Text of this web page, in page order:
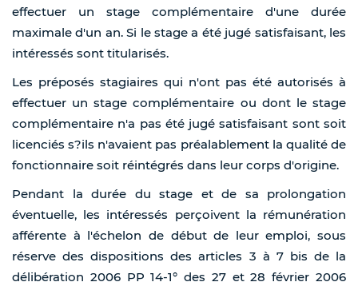
effectuer un stage complémentaire d'une durée
maximale d'un an. Si le stage a été jugé satisfaisant, les
intéressés sont titularisés.
Les préposés stagiaires qui n'ont pas été autorisés à
effectuer un stage complémentaire ou dont le stage
complémentaire n'a pas été jugé satisfaisant sont soit
licenciés s?ils n'avaient pas préalablement la qualité de
fonctionnaire soit réintégrés dans leur corps d'origine.
Pendant la durée du stage et de sa prolongation
éventuelle, les intéressés perçoivent la rémunération
afférente à l'échelon de début de leur emploi, sous
réserve des dispositions des articles 3 à 7 bis de la
délibération 2006 PP 14-1° des 27 et 28 février 2006